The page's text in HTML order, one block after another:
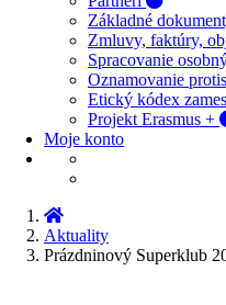
Základné
Zmluvy, faktúry,
Spracovanie
Oznamovanie
Etický kódex
Projekt Erasmus +
Moje konto
Aktuality
Prázdninový Superklub